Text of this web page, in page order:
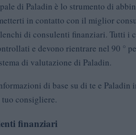
di Paladin è lo strumento di
in contatto con il miglior
di consulenti finanziari. Tutti i
e devono rientrare nel 90 °
di valutazione di Paladin.
di base su di te e Paladin
consigliere.
finanziari